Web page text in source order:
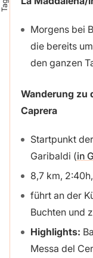
Morgens bei
die bereits
den ganzen
Wanderung zu
Caprera
Startpunkt
Garibaldi (in
8,7 km,
führt an der
Buchten und
Highlights:
Messa del